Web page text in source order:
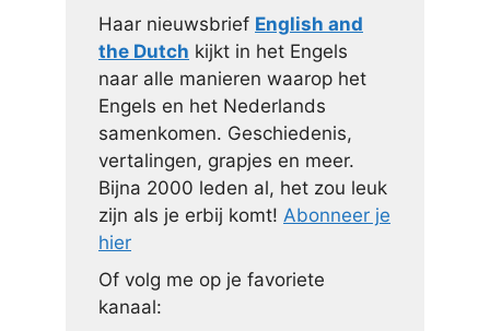
Haar nieuwsbrief English and
the Dutch kijkt in het Engels
naar alle manieren waarop het
Engels en het Nederlands
samenkomen. Geschiedenis,
vertalingen, grapjes en meer.
Bijna 2000 leden al, het zou leuk
zijn als je erbij komt! Abonneer je
hier
Of volg me op je favoriete
kanaal: